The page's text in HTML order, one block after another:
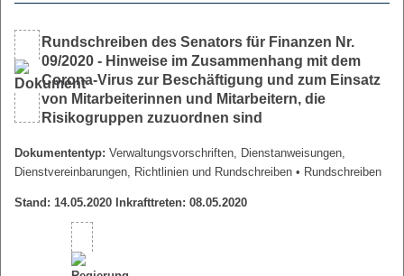
Rundschreiben des Senators für Finanzen Nr.
09/2020 - Hinweise im Zusammenhang mit dem
Corona-Virus zur Beschäftigung und zum Einsatz
von Mitarbeiterinnen und Mitarbeitern, die
Risikogruppen zuzuordnen sind
Dokumententyp: Verwaltungsvorschriften, Dienstanweisungen,
Dienstvereinbarungen, Richtlinien und Rundschreiben • Rundschreiben
Stand: 14.05.2020 Inkrafttreten: 08.05.2020